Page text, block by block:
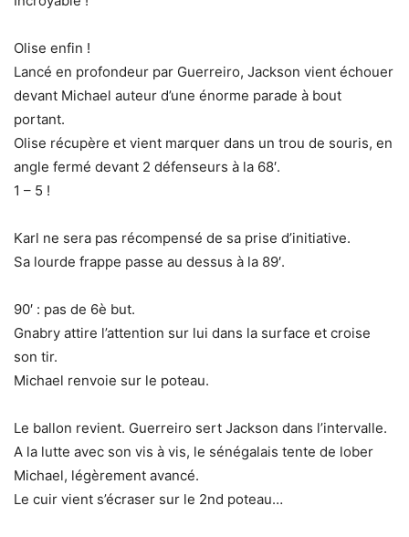
Olise enfin !
Lancé en profondeur par Guerreiro, Jackson vient échouer
devant Michael auteur d’une énorme parade à bout
portant.
Olise récupère et vient marquer dans un trou de souris, en
angle fermé devant 2 défenseurs à la 68′.
1 – 5 !
Karl ne sera pas récompensé de sa prise d’initiative.
Sa lourde frappe passe au dessus à la 89′.
90′ : pas de 6è but.
Gnabry attire l’attention sur lui dans la surface et croise
son tir.
Michael renvoie sur le poteau.
Le ballon revient. Guerreiro sert Jackson dans l’intervalle.
A la lutte avec son vis à vis, le sénégalais tente de lober
Michael, légèrement avancé.
Le cuir vient s’écraser sur le 2nd poteau…